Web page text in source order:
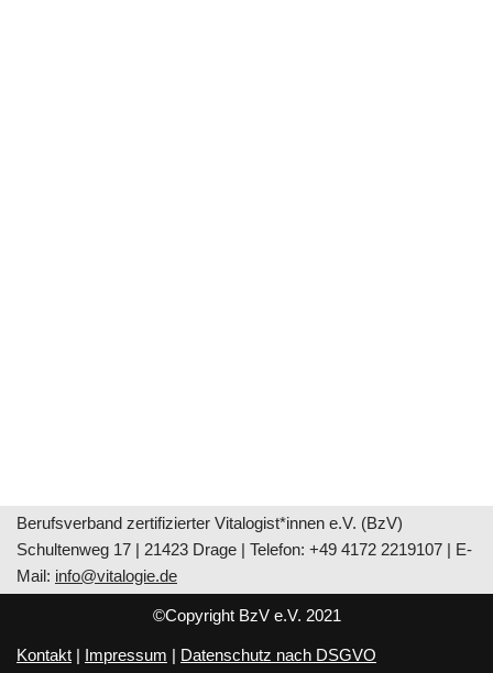
Berufsverband zertifizierter Vitalogist*innen e.V. (BzV)
Schultenweg 17 | 21423 Drage | Telefon: +49 4172 2219107 | E-
Mail: info@vitalogie.de
©Copyright BzV e.V. 2021
Kontakt | Impressum | Datenschutz nach DSGVO